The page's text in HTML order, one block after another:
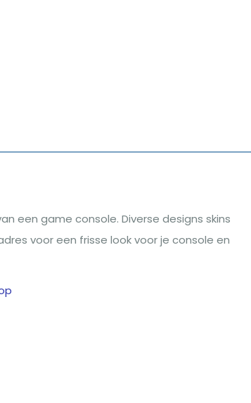
een game console. Diverse designs skins
voor een frisse look voor je console en